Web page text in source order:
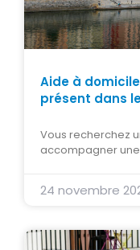
Aide à
présent dans
Vous recherchez
accompagner
24 novembre